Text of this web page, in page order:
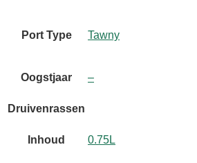
Port Type Tawny
Oogstjaar –
Druivenrassen
Inhoud 0.75L